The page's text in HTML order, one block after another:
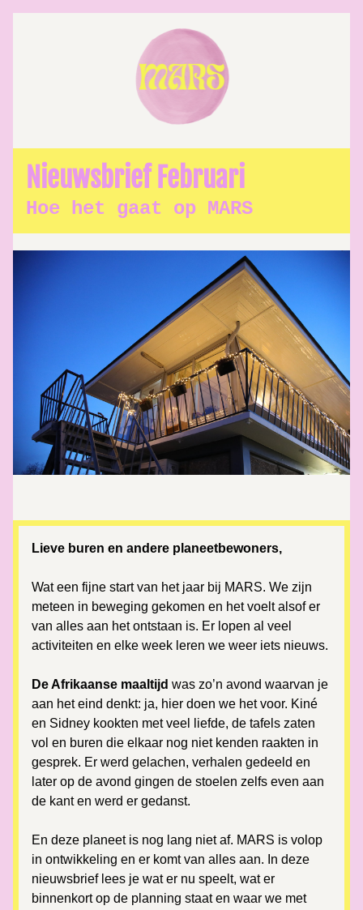
Nieuwsbrief Februari
Hoe het gaat op MARS
Lieve buren en andere planeetbewoners,
Wat een fijne start van het jaar bij MARS. We zijn
meteen in beweging gekomen en het voelt alsof er
van alles aan het ontstaan is. Er lopen al veel
activiteiten en elke week leren we weer iets nieuws.
De Afrikaanse maaltijd was zo’n avond waarvan je
aan het eind denkt: ja, hier doen we het voor. Kiné
en Sidney kookten met veel liefde, de tafels zaten
vol en buren die elkaar nog niet kenden raakten in
gesprek. Er werd gelachen, verhalen gedeeld en
later op de avond gingen de stoelen zelfs even aan
de kant en werd er gedanst.
En deze planeet is nog lang niet af. MARS is volop
in ontwikkeling en er komt van alles aan. In deze
nieuwsbrief lees je wat er nu speelt, wat er
binnenkort op de planning staat en waar we met